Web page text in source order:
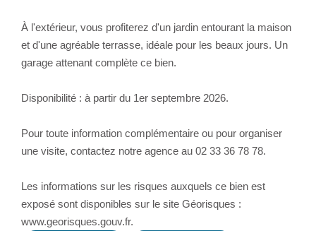
À l'extérieur, vous profiterez d'un jardin entourant la maison
et d'une agréable terrasse, idéale pour les beaux jours. Un
garage attenant complète ce bien.
Disponibilité : à partir du 1er septembre 2026.
Pour toute information complémentaire ou pour organiser
une visite, contactez notre agence au 02 33 36 78 78.
Les informations sur les risques auxquels ce bien est
exposé sont disponibles sur le site Géorisques :
www.georisques.gouv.fr.